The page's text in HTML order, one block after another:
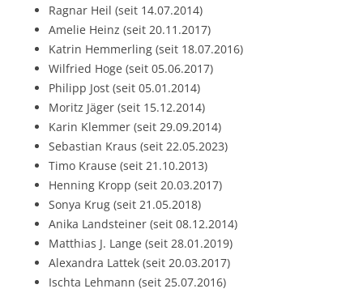
Ragnar Heil (seit 14.07.2014)
Amelie Heinz (seit 20.11.2017)
Katrin Hemmerling (seit 18.07.2016)
Wilfried Hoge (seit 05.06.2017)
Philipp Jost (seit 05.01.2014)
Moritz Jäger (seit 15.12.2014)
Karin Klemmer (seit 29.09.2014)
Sebastian Kraus (seit 22.05.2023)
Timo Krause (seit 21.10.2013)
Henning Kropp (seit 20.03.2017)
Sonya Krug (seit 21.05.2018)
Anika Landsteiner (seit 08.12.2014)
Matthias J. Lange (seit 28.01.2019)
Alexandra Lattek (seit 20.03.2017)
Ischta Lehmann (seit 25.07.2016)